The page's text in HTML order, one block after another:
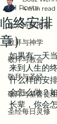
All Posts
会众诗歌推荐
敬拜与神学
敬拜与教会
敬拜与圣经
敬拜与基督徒
圣经每日灵修
临终安排
章）
4 min read
如果有一天
来到人生的
什么样的安
会怎么做？
长辈，你会